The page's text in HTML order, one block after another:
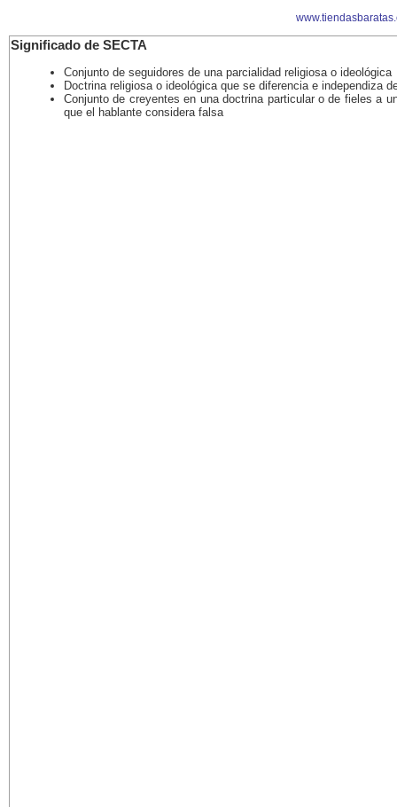
Significado de SECTA
Conjunto de seguidores de una parcialidad religiosa o ideológica
Doctrina religiosa o ideológica que se diferencia e independiza
Conjunto de creyentes en una doctrina particular o de fieles a
que el hablante considera falsa